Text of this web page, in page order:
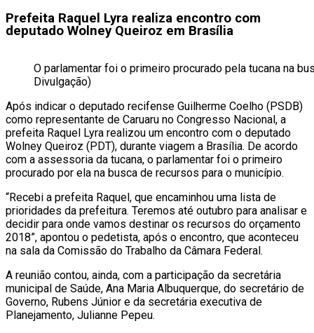
Prefeita Raquel Lyra realiza encontro com
deputado Wolney Queiroz em Brasília
O parlamentar foi o primeiro procurado pela tucana na
Divulgação)
Após indicar o deputado recifense Guilherme Coelho (PSDB)
como representante de Caruaru no Congresso Nacional, a
prefeita Raquel Lyra realizou um encontro com o deputado
Wolney Queiroz (PDT), durante viagem a Brasília. De acordo
com a assessoria da tucana, o parlamentar foi o primeiro
procurado por ela na busca de recursos para o município.
“Recebi a prefeita Raquel, que encaminhou uma lista de
prioridades da prefeitura. Teremos até outubro para analisar e
decidir para onde vamos destinar os recursos do orçamento
2018”, apontou o pedetista, após o encontro, que aconteceu
na sala da Comissão do Trabalho da Câmara Federal.
A reunião contou, ainda, com a participação da secretária
municipal de Saúde, Ana Maria Albuquerque, do secretário de
Governo, Rubens Júnior e da secretária executiva de
Planejamento, Julianne Pepeu.